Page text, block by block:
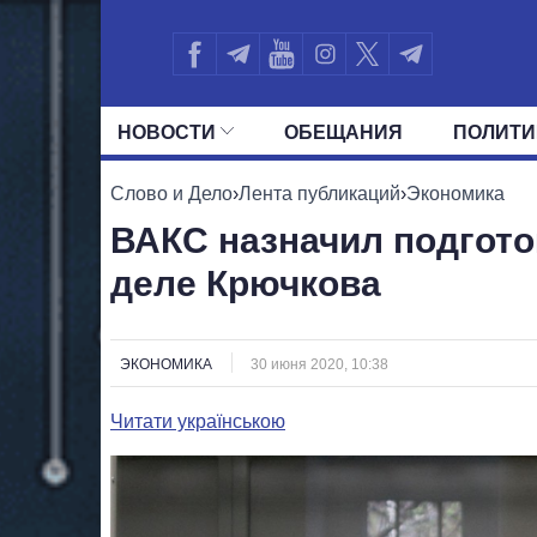
НОВОСТИ ОБЕЩАНИЯ
ВСЕ ПОЛИТИКИ ПРЕЗИДЕНТ И
Слово и Дело›Лента публикаций›Экономика
ВАКС назначил
деле Крючкова
ЭКОНОМИКА 30 июня 2020, 10:38
Читати українською